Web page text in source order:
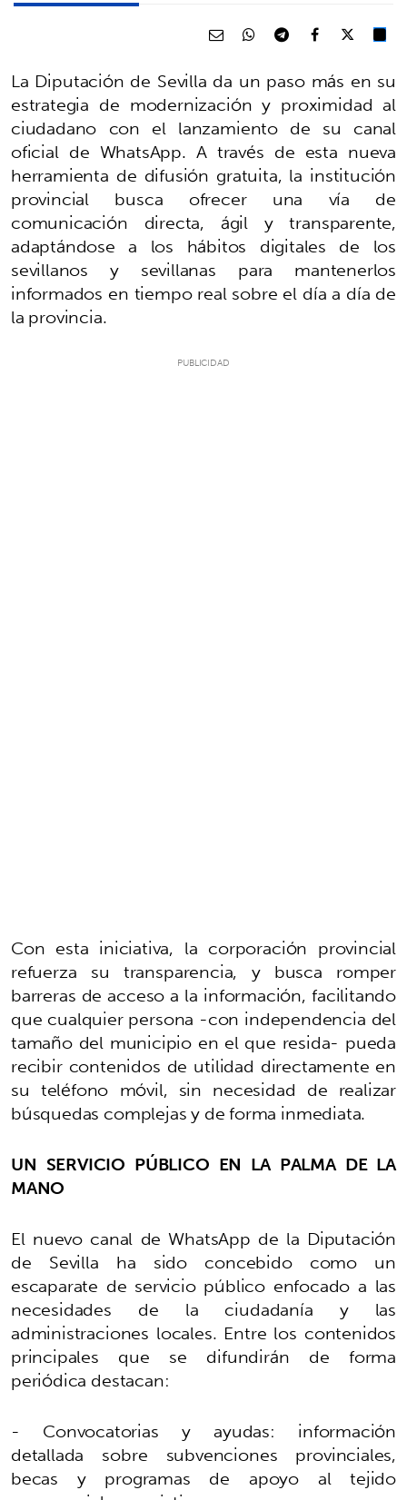
La Diputación de Sevilla da un paso más en su
estrategia de modernización y proximidad al
ciudadano con el lanzamiento de su canal
oficial de WhatsApp. A través de esta nueva
herramienta de difusión gratuita, la institución
provincial busca ofrecer una vía de
comunicación directa, ágil y transparente,
adaptándose a los hábitos digitales de los
sevillanos y sevillanas para mantenerlos
informados en tiempo real sobre el día a día de
la provincia.
Con esta iniciativa, la corporación provincial
refuerza su transparencia, y busca romper
barreras de acceso a la información, facilitando
que cualquier persona -con independencia del
tamaño del municipio en el que resida- pueda
recibir contenidos de utilidad directamente en
su teléfono móvil, sin necesidad de realizar
búsquedas complejas y de forma inmediata.
UN SERVICIO PÚBLICO EN LA PALMA DE LA
MANO
El nuevo canal de WhatsApp de la Diputación
de Sevilla ha sido concebido como un
escaparate de servicio público enfocado a las
necesidades de la ciudadanía y las
administraciones locales. Entre los contenidos
principales que se difundirán de forma
periódica destacan:
- Convocatorias y ayudas: información
detallada sobre subvenciones provinciales,
becas y programas de apoyo al tejido